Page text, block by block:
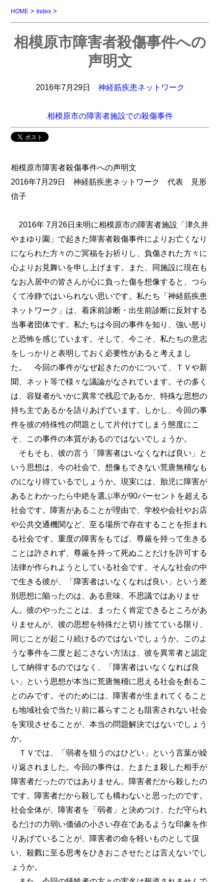
HOME > Index >
相模原市障害者殺傷事件への
声明文
2016年7月29日 神経筋疾患ネットワーク
相模原市の障害者施設での殺傷事件
相模原市障害者殺傷事件への声明文
2016年7月29日 神経筋疾患ネットワーク 代表 見形
信子
2016年 7月26日未明に相模原市の障害者施設「津久井
やまゆり園」で起きた障害者殺傷事件によりお亡くなり
になられた方々のご冥福をお祈りし、負傷された方々に
心よりお見舞いを申し上げます。また、同施設に現在も
なお入居中の皆さんが心に負った傷を想像すると、つら
くて冷静ではいられない思いです。私たち「神経筋疾患
ネットワーク」は、着床前診断・出生前診断に反対する
当事者団体です。私たちは今回の事件を知り、強い怒り
と恐怖を感じています。そして、今こそ、私たちの意志
をしっかりと表明しておく必要性があると考えまし
た。 今回の事件がなぜ起きたのかについて、ＴＶや新
聞、ネット等で様々な議論がなされています。その多く
は、容疑者がいかに異常で残忍であるか、特殊な思想の
持ち主であるかを語りあげています。しかし、今回の事
件を彼の特殊性の問題として片付けてしまう態度にこ
そ、この事件の本質があるのではないでしょうか。
そもそも、彼の言う「障害者はいなくなれば良い」と
いう思想は、今の社会で、想像もできない荒唐無稽なも
のになり得ているでしょうか。現実には、胎児に障害が
あるとわかったら中絶を選ぶ率が90パーセントを超える
社会です。障害があることが理由で、学校や会社やお店
や公共交通機関など、至る場所で存在することを拒まれ
る社会です。重度の障害をもてば、尊厳を持って生きる
ことは許されず、尊厳を持って死ぬことだけを許可する
法律が作られようとしている社会です。そんな社会の中
で生きる彼が、「障害者はいなくなれば良い」という差
別思想に陥ったのは、ある意味、不思議ではありませ
ん。彼のやったことは、まったく肯定できるところがあ
りませんが、彼の思想を特殊だと切り捨てている限り、
同じことが起こり続けるのではないでしょうか。このよ
うな事件を二度と起こさない方法は、彼を異常者と認定
して納得するのではなく、「障害者はいなくなれば良
い」という思想が本当に荒唐無稽に思える社会を創るこ
とのみです。そのためには、障害者が生まれてくること
も地域社会で当たり前に暮らすことも阻害されない社会
を実現させることが、本当の問題解決ではないでしょう
か。
ＴＶでは、「弱者を狙うのはひどい」という言葉が繰
り返されました。今回の事件は、たまたま殺した相手が
障害者だったのではありません。障害者だから殺したの
です。障害者だから殺しても構わないと思ったのです。
社会全体が、障害者を「弱者」と決めつけ、ただ守られ
るだけの力弱い価値の小さい存在であるような印象を作
りあげていることが、障害者の命を軽いものとして扱
い、殺戮に至る思考をひきおこさせたとは言えないでし
ょうか。